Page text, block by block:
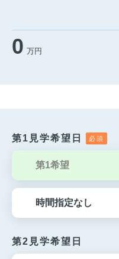
0 万円
第1見学希望日
第2見学希望日